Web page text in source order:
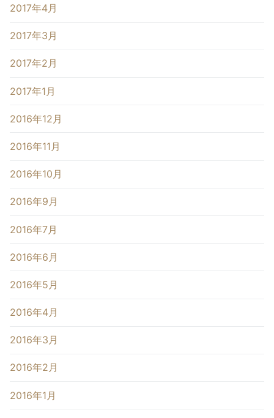
2017年4月
2017年3月
2017年2月
2017年1月
2016年12月
2016年11月
2016年10月
2016年9月
2016年7月
2016年6月
2016年5月
2016年4月
2016年3月
2016年2月
2016年1月